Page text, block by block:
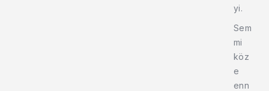
yi.
Sem
mi
köz
e
enn